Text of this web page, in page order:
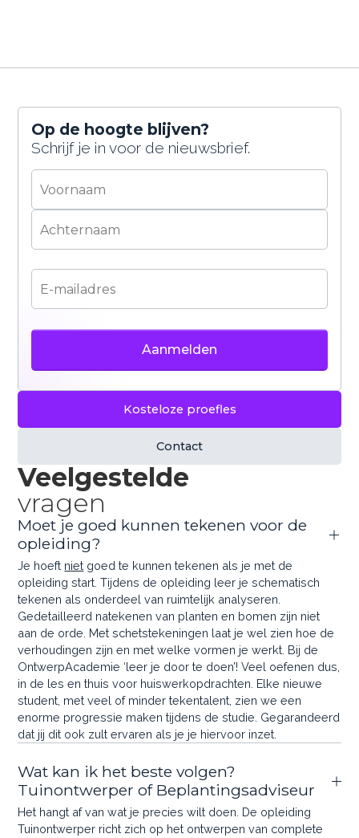
gebruik van de website te analyseren en om
bepaalde content goed te laten werken. Je kunt
zelf kiezen of je hiermee akkoord gaat. Meer
informatie vind je in onsprivacybeleid
Accepteren
Op de hoogte blijven?
Schrijf je in voor de nieuwsbrief.
Kosteloze proefles
Contact
Veelgestelde
vragen
Moet je goed kunnen tekenen voor de
opleiding?
Je hoeft niet goed te kunnen tekenen als je met de
opleiding start. Tijdens de opleiding leer je schematisch
tekenen als onderdeel van ruimtelijk analyseren.
Gedetailleerd natekenen van planten en bomen zijn niet
aan de orde. Met schetstekeningen laat je wel zien hoe de
verhoudingen zijn en met welke vormen je werkt. Bij de
OntwerpAcademie ‘leer je door te doen’! Veel oefenen dus,
in de les en thuis voor huiswerkopdrachten. Elke nieuwe
student, met veel of minder tekentalent, zien we een
enorme progressie maken tijdens de studie. Gegarandeerd
dat jij dit ook zult ervaren als je je hiervoor inzet.
Wat kan ik het beste volgen?
Tuinontwerper of Beplantingsadviseur
Het hangt af van wat je precies wilt doen. De opleiding
Tuinontwerper richt zich op het ontwerpen van complete